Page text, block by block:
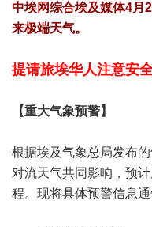
中埃网综合埃及媒体4月
来极端天气。
提请旅埃华人注意安
【重大气象预警】
根据埃及气象总局发布
对流天气共同影响，预
程。现将具体预警信息通